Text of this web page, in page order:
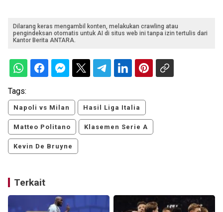
Dilarang keras mengambil konten, melakukan crawling atau
pengindeksan otomatis untuk AI di situs web ini tanpa izin tertulis dari
Kantor Berita ANTARA.
Tags:
Napoli vs Milan Hasil Liga Italia
Matteo Politano Klasemen Serie A
Kevin De Bruyne
Terkait